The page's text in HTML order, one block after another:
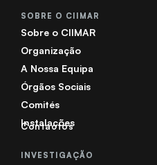
SOBRE O CIIMAR
Sobre o CIIMAR
Organização
A Nossa Equipa
Órgãos Sociais
Comités
Instalações
Contactos
INVESTIGAÇÃO